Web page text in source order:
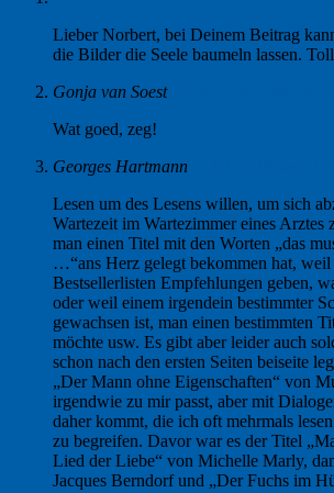
Lieber Norbert, bei Deinem Beitrag
die Bilder die Seele baumeln lassen.
Gonja van Soest
Wat goed, zeg!
Georges Hartmann
Lesen um des Lesens willen, um sich
Wartezeit im Wartezimmer eines Arztes
man einen Titel mit den Worten „das
…“ans Herz gelegt bekommen hat, weil
Bestsellerlisten Empfehlungen geben,
oder weil einem irgendein bestimmter
gewachsen ist, man einen bestimmten
möchte usw. Es gibt aber leider auch
schon nach den ersten Seiten beiseite
„Der Mann ohne Eigenschaften“ von
irgendwie zu mir passt, aber mit
daher kommt, die ich oft mehrmals
zu begreifen. Davor war es der Titel
Lied der Liebe“ von Michelle Marly,
Jacques Berndorf und „Der Fuchs im